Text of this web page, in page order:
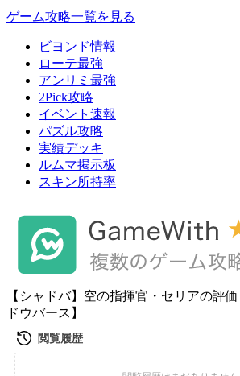
ゲーム攻略一覧を見る
ビヨンド情報
ローテ最強
アンリミ最強
2Pick攻略
イベント速報
パズル攻略
実績デッキ
ルムマ掲示板
スキン所持率
【シャドバ】空の指揮官・セリアの評
ドウバース】